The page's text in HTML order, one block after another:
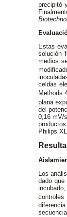
precipitó
Estas
solución
medios
celdas
Methods
plana
del
0,16 mV/
Philips
Los
dado
controles